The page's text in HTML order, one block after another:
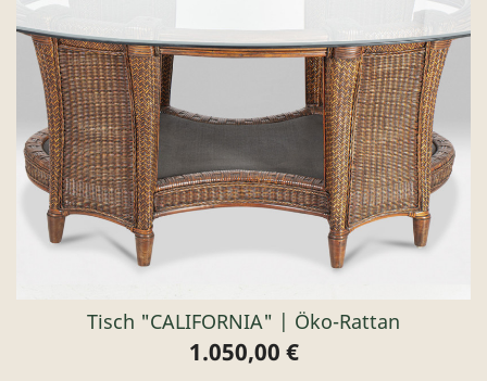
Tisch "CALIFORNIA" | Öko-Rattan
Preis
1.050,00 €